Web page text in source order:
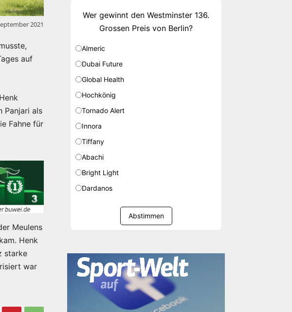
2021
auf
Panjari als
Fahne für
Meulens
Henk
starke
war
Wer gewinnt den Westminster 136.
Grossen Preis von Berlin?
Almeric
Dubai Future
Global Health
Hochkönig
Tornado Alert
Innora
Tiffany
Abachi
Bright Light
Dardanos
Abstimmen